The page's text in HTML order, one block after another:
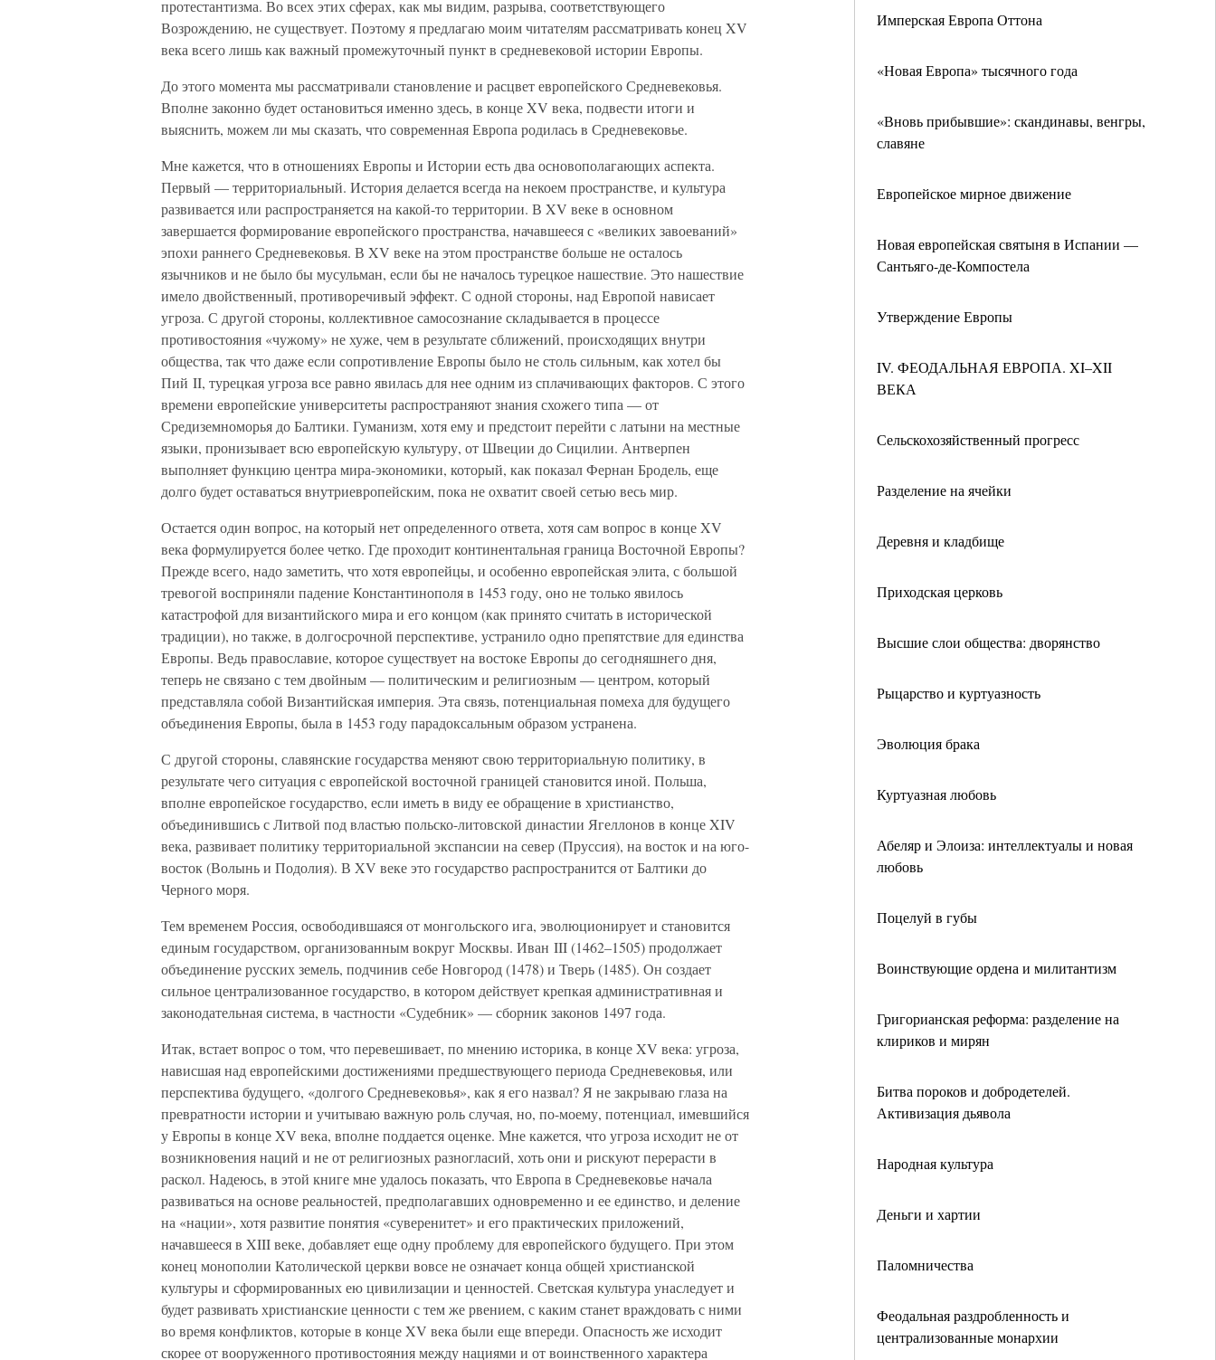
Имперская Европа Оттона
«Новая Европа» тысячного года
«Вновь прибывшие»: скандинавы, венгры,
славяне
Европейское мирное движение
Новая европейская святыня в Испании —
Сантьяго-де-Компостела
Утверждение Европы
IV. ФЕОДАЛЬНАЯ ЕВРОПА. XI–XII
ВЕКА
Сельскохозяйственный прогресс
Разделение на ячейки
Деревня и кладбище
Приходская церковь
Высшие слои общества: дворянство
Рыцарство и куртуазность
Эволюция брака
Куртуазная любовь
Абеляр и Элоиза: интеллектуалы и новая
любовь
Поцелуй в губы
Воинствующие ордена и милитантизм
Григорианская реформа: разделение на
клириков и мирян
Битва пороков и добродетелей.
Активизация дьявола
Народная культура
Деньги и хартии
Паломничества
Феодальная раздробленность и
централизованные монархии
протестантизма. Во всех этих сферах, как мы видим, разрыва, соответствующего
Возрождению, не существует. Поэтому я предлагаю моим читателям рассматривать конец XV
века всего лишь как важный промежуточный пункт в средневековой истории Европы.
До этого момента мы рассматривали становление и расцвет европейского Средневековья.
Вполне законно будет остановиться именно здесь, в конце XV века, подвести итоги и
выяснить, можем ли мы сказать, что современная Европа родилась в Средневековье.
Мне кажется, что в отношениях Европы и Истории есть два основополагающих аспекта.
Первый — территориальный. История делается всегда на некоем пространстве, и культура
развивается или распространяется на какой-то территории. В XV веке в основном
завершается формирование европейского пространства, начавшееся с «великих завоеваний»
эпохи раннего Средневековья. В XV веке на этом пространстве больше не осталось
язычников и не было бы мусульман, если бы не началось турецкое нашествие. Это нашествие
имело двойственный, противоречивый эффект. С одной стороны, над Европой нависает
угроза. С другой стороны, коллективное самосознание складывается в процессе
противостояния «чужому» не хуже, чем в результате сближений, происходящих внутри
общества, так что даже если сопротивление Европы было не столь сильным, как хотел бы
Пий II, турецкая угроза все равно явилась для нее одним из сплачивающих факторов. С этого
времени европейские университеты распространяют знания схожего типа — от
Средиземноморья до Балтики. Гуманизм, хотя ему и предстоит перейти с латыни на местные
языки, пронизывает всю европейскую культуру, от Швеции до Сицилии. Антверпен
выполняет функцию центра мира-экономики, который, как показал Фернан Бродель, еще
долго будет оставаться внутриевропейским, пока не охватит своей сетью весь мир.
Остается один вопрос, на который нет определенного ответа, хотя сам вопрос в конце XV
века формулируется более четко. Где проходит континентальная граница Восточной Европы?
Прежде всего, надо заметить, что хотя европейцы, и особенно европейская элита, с большой
тревогой восприняли падение Константинополя в 1453 году, оно не только явилось
катастрофой для византийского мира и его концом (как принято считать в исторической
традиции), но также, в долгосрочной перспективе, устранило одно препятствие для единства
Европы. Ведь православие, которое существует на востоке Европы до сегодняшнего дня,
теперь не связано с тем двойным — политическим и религиозным — центром, который
представляла собой Византийская империя. Эта связь, потенциальная помеха для будущего
объединения Европы, была в 1453 году парадоксальным образом устранена.
С другой стороны, славянские государства меняют свою территориальную политику, в
результате чего ситуация с европейской восточной границей становится иной. Польша,
вполне европейское государство, если иметь в виду ее обращение в христианство,
объединившись с Литвой под властью польско-литовской династии Ягеллонов в конце XIV
века, развивает политику территориальной экспансии на север (Пруссия), на восток и на юго-
восток (Волынь и Подолия). В XV веке это государство распространится от Балтики до
Черного моря.
Тем временем Россия, освободившаяся от монгольского ига, эволюционирует и становится
единым государством, организованным вокруг Москвы. Иван III (1462–1505) продолжает
объединение русских земель, подчинив себе Новгород (1478) и Тверь (1485). Он создает
сильное централизованное государство, в котором действует крепкая административная и
законодательная система, в частности «Судебник» — сборник законов 1497 года.
Итак, встает вопрос о том, что перевешивает, по мнению историка, в конце XV века: угроза,
нависшая над европейскими достижениями предшествующего периода Средневековья, или
перспектива будущего, «долгого Средневековья», как я его назвал? Я не закрываю глаза на
превратности истории и учитываю важную роль случая, но, по-моему, потенциал, имевшийся
у Европы в конце XV века, вполне поддается оценке. Мне кажется, что угроза исходит не от
возникновения наций и не от религиозных разногласий, хоть они и рискуют перерасти в
раскол. Надеюсь, в этой книге мне удалось показать, что Европа в Средневековье начала
развиваться на основе реальностей, предполагавших одновременно и ее единство, и деление
на «нации», хотя развитие понятия «суверенитет» и его практических приложений,
начавшееся в XIII веке, добавляет еще одну проблему для европейского будущего. При этом
конец монополии Католической церкви вовсе не означает конца общей христианской
культуры и сформированных ею цивилизации и ценностей. Светская культура унаследует и
будет развивать христианские ценности с тем же рвением, с каким станет враждовать с ними
во время конфликтов, которые в конце XV века были еще впереди. Опасность же исходит
скорее от вооруженного противостояния между нациями и от воинственного характера